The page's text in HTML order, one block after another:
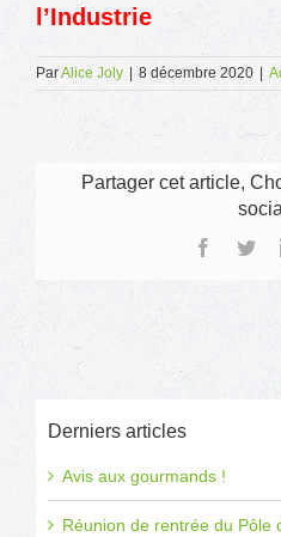
l’Industrie
ParAlice Joly 8 décembre 2020
Partager cet article,
Derniers articles
Avis aux gourmands !
Réunion de rentrée du Pôle